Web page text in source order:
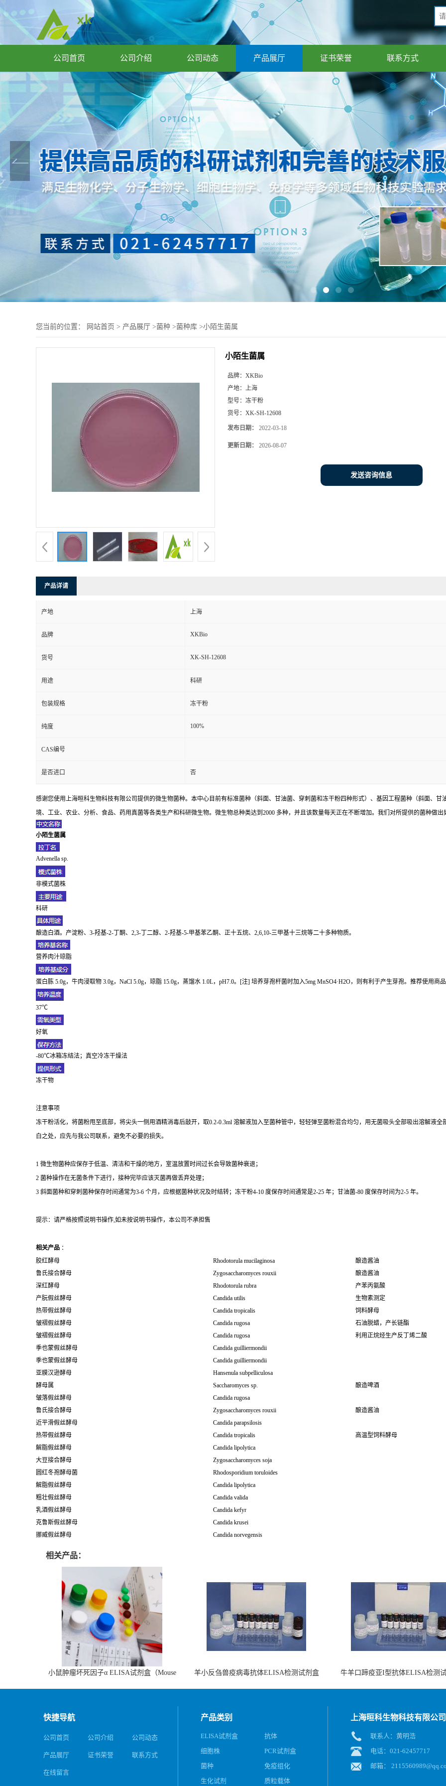
公司首页 公司介绍 公司动态 产品展厅 证书荣誉 联系方式
您当前的位置： 网站首页 > 产品展厅 >菌种 >菌种库 >小陌生菌属
小陌生菌属
品牌： XKBio
产地： 上海
型号： 冻干粉
货号： XK-SH-12608
发布日期： 2022-03-18
更新日期： 2026-08-07
发送咨询信息
产品详请
产地 上海
品牌 XKBio
货号 XK-SH-12608
用途 科研
包装规格 冻干粉
纯度 100%
CAS编号
是否进口 否
感谢您使用上海晅科生物科技有限公司提供的微生物菌种。本中心目前有标准菌种（斜面、甘油菌、穿刺菌和冻干粉四种形式）、基因工程菌种（斜面、
境、工业、农业、分析、食品、药用真菌等各类生产和科研微生物。微生物总种类达到2000 多种，并且该数量每天正在不断增加。我们对所提供的菌种做出
小陌生菌属
Advenella sp.
非模式菌株
科研
酿造白酒。产淀粉、3-羟基-2-丁酮、2,3-丁二醇、2-羟基-5-甲基苯乙酮、正十五烷、2,6,10-三甲基十三烷等二十多种物质。
营养肉汁琼脂
蛋白胨 5.0g，牛肉浸取物 3.0g，NaCl 5.0g，琼脂 15.0g，蒸馏水 1.0L，pH7.0。[注] 培养芽孢杆菌时加入5mg MnSO4·H2O，则有利于产生芽孢。推荐使用商品
37℃
好氧
-80℃冰箱冻结法；真空冷冻干燥法
冻干物
注意事项
冻干粉活化，将菌粉甩至底部，将尖头一侧用酒精消毒后敲开，取0.2-0.3ml 溶解液加入至菌种管中，轻轻弹至菌粉混合均匀，用无菌吸头全部吸出溶解液
白之处，应先与我公司联系，避免不必要的损失。
1 微生物菌种应保存于低温、清洁和干燥的地方，室温放置时间过长会导致菌种衰退；
2 菌种操作在无菌条件下进行，接种完毕应该灭菌再做丢弃处理；
3 斜面菌种和穿刺菌种保存时间通常为3-6 个月，应根据菌种状况及时结转；冻干粉4-10 度保存时间通常是2-25 年；甘油菌-80 度保存时间为2-5 年。
提示：请严格按照说明书操作,如未按说明书操作，本公司不承担售
相关产品 ：
胶红酵母
Rhodotorula mucilaginosa
酿造酱油
鲁氏接合酵母
Zygosaccharomyces rouxii
酿造酱油
深红酵母
Rhodotorula rubra
产苯丙氨酸
产朊假丝酵母
Candida utilis
生物素测定
热带假丝酵母
Candida tropicalis
饲料酵母
皱褶假丝酵母
Candida rugosa
石油脱蜡，产长链酯
皱褶假丝酵母
Candida rugosa
利用正烷烃生产反丁烯二酸
季也蒙假丝酵母
Candida guilliermondii
季也蒙假丝酵母
Candida guilliermondii
亚膜汉逊酵母
Hansenula subpelliculosa
酵母属
Saccharomyces sp.
酿造啤酒
皱落假丝酵母
Candida rugosa
鲁氏接合酵母
Zygosaccharomyces rouxii
酿造酱油
近平滑假丝酵母
Candida parapsilosis
热带假丝酵母
Candida tropicalis
高温型饲料酵母
解脂假丝酵母
Candida lipolytica
大豆接合酵母
Zygosaccharomyces soja
圆红冬孢酵母菌
Rhodosporidium toruloides
解脂假丝酵母
Candida lipolytica
粗壮假丝酵母
Candida valida
乳酒假丝酵母
Candida kefyr
克鲁斯假丝酵母
Candida krusei
挪威假丝酵母
Candida norvegensis
相关产品：
小鼠肿瘤坏死因子α ELISA试剂盒（Mouse
羊小反刍兽疫病毒抗体ELISA检测试剂盒
牛羊口蹄疫亚I型抗体ELISA检测
快捷导航
公司首页 公司介绍 公司动态
产品展厅 证书荣誉 联系方式
在线留言
产品类别
ELISA试剂盒
抗体
细胞株
PCR试剂盒
菌种
免疫组化
生化试剂
质粒载体
上海晅科生物科技有限公司
联系人：黄明浩
电话：021-62457717
邮箱：